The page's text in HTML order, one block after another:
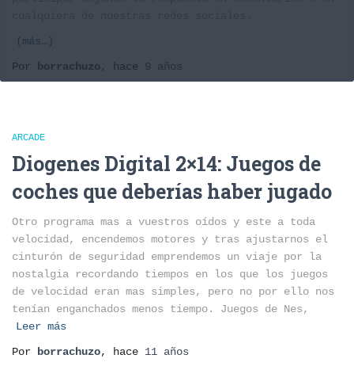
(más…)
Por
borrachuzo , hace 9 años
ARCADE
Diogenes Digital 2×14: Juegos de
coches que deberías haber jugado
Otro programa mas a vuestros oídos y este a toda
velocidad, encendemos motores y tras ajustarnos el
cinturón de seguridad emprendemos un viaje por la
nostalgia recordando tiempos en los que los juegos
de velocidad eran mas simples, pero no por ello nos
tenían enganchados menos tiempo. Juegos de Nes,
Leer más
Por
borrachuzo, hace 11 años